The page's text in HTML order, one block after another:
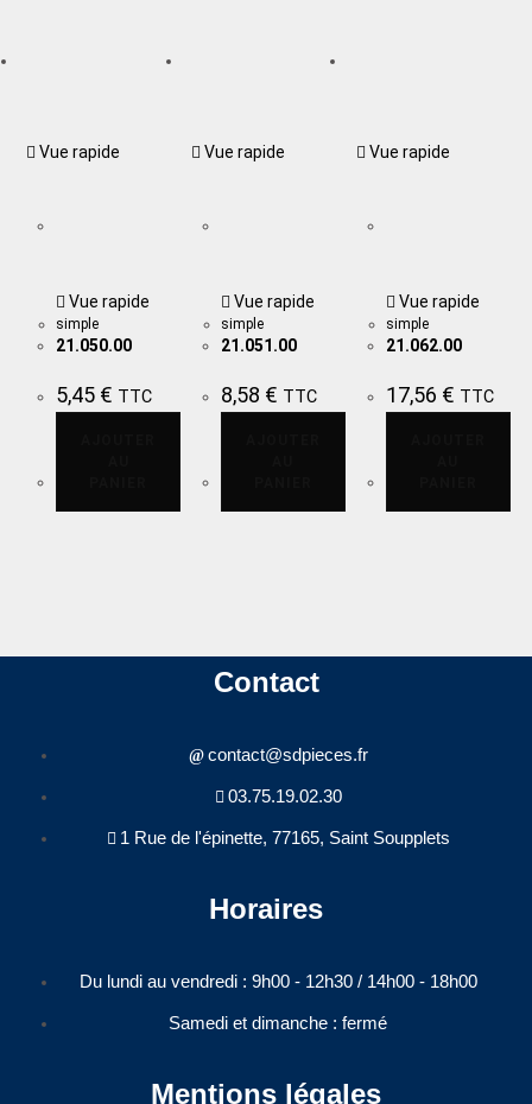
Vue rapide
Vue rapide
simple
21.050.00
5,45 € TTC
Vue rapide
Vue rapide
simple
21.051.00
8,58 € TTC
Vue rapide
Vue rapide
simple
21.062.00
17,56 € TTC
Contact
contact@sdpieces.fr
03.75.19.02.30
1 Rue de l'épinette, 77165, Saint Soupplets
Horaires
Du lundi au vendredi : 9h00 - 12h30 / 14h00 - 18h00​
Samedi et dimanche : fermé
Mentions légales